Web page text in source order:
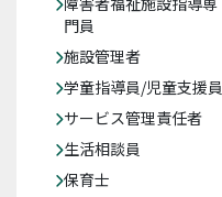
門員
施設管理者
学童指導員/児童支援員
サービス管理責任者
生活相談員
保育士